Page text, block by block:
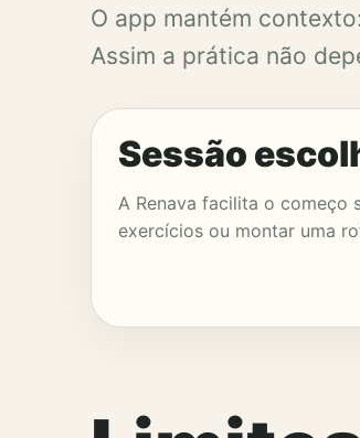
O app mantém
Assim a prática não
Sessão
A Renava facilita o começo
exercícios ou montar uma